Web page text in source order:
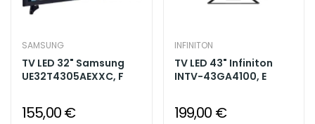
SAMSUNG
TV LED 32" Samsung
UE32T4305AEXXC, F
155,00 €
INFINITON
TV LED 43" Infiniton
INTV-43GA4100, E
199,00 €